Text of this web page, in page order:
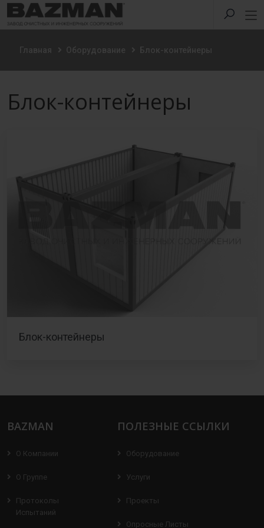
Главная Оборудование Блок-контейнеры
Блок-контейнеры
Блок-контейнеры
BAZMAN
О Компании
О Группе
Протоколы
Испытаний
ПОЛЕЗНЫЕ ССЫЛКИ
Оборудование
Услуги
Проекты
Опросные Листы